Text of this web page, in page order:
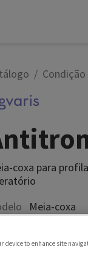
Condição
coxa para
Meia-coxa
device to enhance site